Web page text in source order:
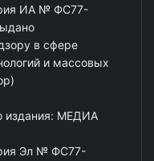
ИА № ФС77-
в сфере
и массовых
издания: МЕДИА
Эл № ФС77-